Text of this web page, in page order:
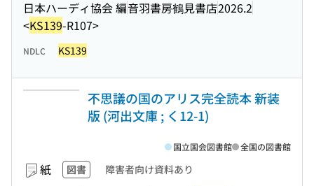
日本ハーディ協会 編音羽書房鶴見書店2026.2
<KS139-R107>
NDLC KS139
不思議の国のアリス完全読本 新装
版 (河出文庫 ; く12-1)
紙 図書 障害者向け資料あり
国立国会図書館 全国の図書館